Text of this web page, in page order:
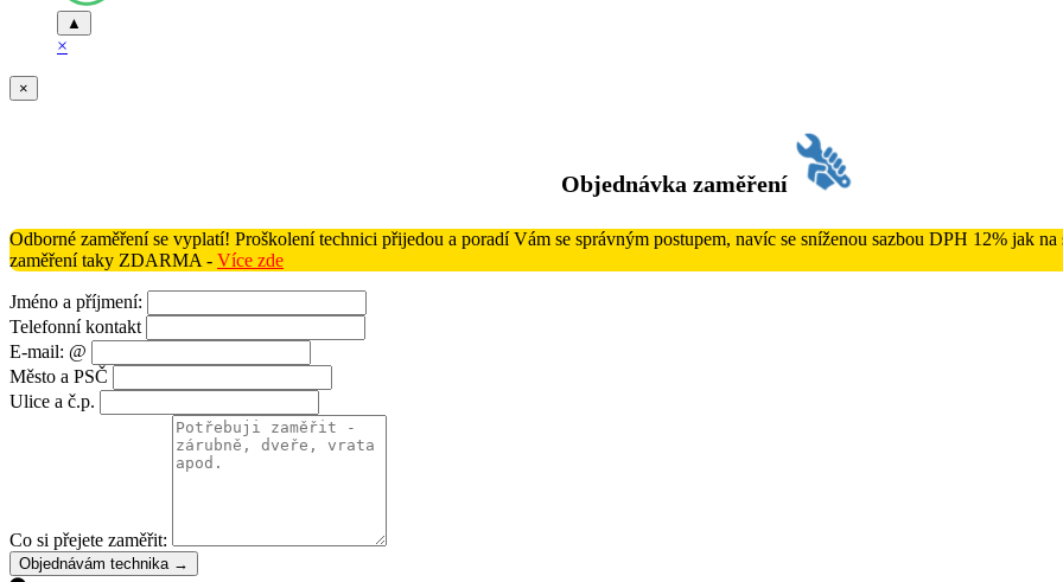
▲
×
×
Objednávka zaměření
Odborné zaměření se vyplatí! Proškolení technici přijedou a poradí Vám se správným postupem, navíc se sníženou sazbou DPH 12% jak
zaměření taky ZDARMA - Více zde
Jméno a příjmení:
Telefonní kontakt
E-mail: @
Město a PSČ
Ulice a č.p.
Co si přejete zaměřit:
Objednávám technika →